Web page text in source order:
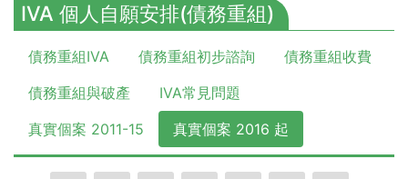
IVA 個人自願安排(債務重組)
債務重組IVA 債務重組初步諮詢
債務重組收費
債務重組與破產
IVA常見問題
真實個案 2011-15
真實個案 2016 起